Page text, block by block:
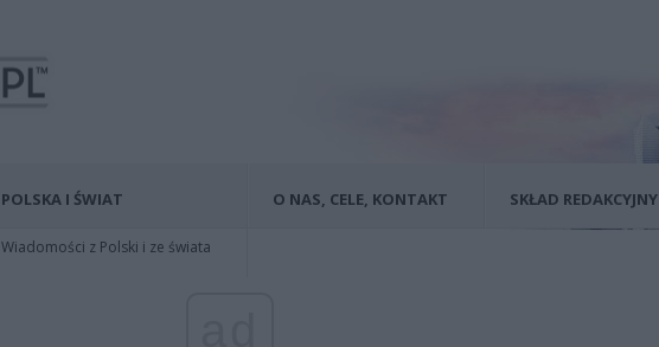
POLSKA I ŚWIAT
Wiadomości z Polski i ze świata
O NAS, CELE, KONTAKT SKŁAD REDAKCYJNY